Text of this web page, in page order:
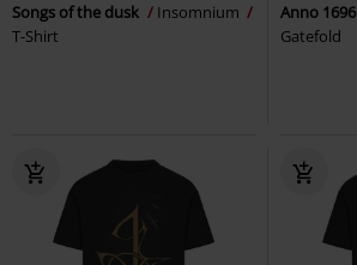
Songs of the dusk
Insomnium
T-Shirt
Anno 1696
Gatefold